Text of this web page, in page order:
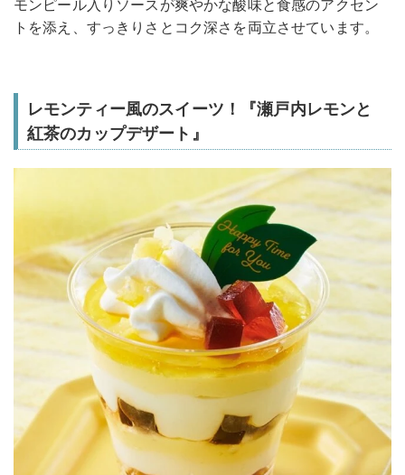
モンピール入りソースが爽やかな酸味と食感のアクセン
トを添え、すっきりさとコク深さを両立させています。
レモンティー風のスイーツ！『瀬戸内レモンと
紅茶のカップデザート』